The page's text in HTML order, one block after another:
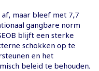
maar bleef met 7,7
gangbare norm
blijft een sterke
schokken op te
en het
beleid te behouden.